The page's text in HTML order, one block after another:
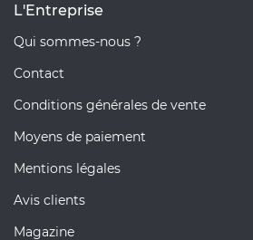
L'Entreprise
Qui sommes-nous ?
Contact
Conditions générales de vente
Moyens de paiement
Mentions légales
Avis clients
Magazine